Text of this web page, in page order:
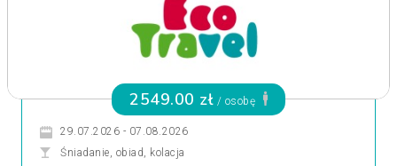
2549.00 zł / osobę
29.07.2026 - 07.08.2026
Śniadanie, obiad, kolacja